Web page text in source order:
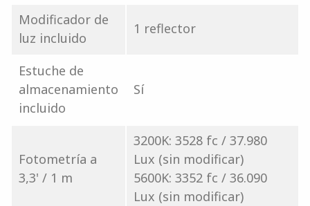
Modificador de
luz incluido
1 reflector
Estuche de
almacenamiento
incluido
Sí
Fotometría a
3,3' / 1 m
3200K: 3528 fc / 37.980
Lux (sin modificar)
5600K: 3352 fc / 36.090
Lux (sin modificar)